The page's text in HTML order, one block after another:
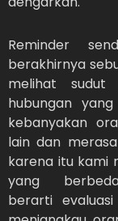
Reminder
berakhirnya
melihat sudut
hubungan
kebanyakan
lain dan
karena itu kami
yang
berarti